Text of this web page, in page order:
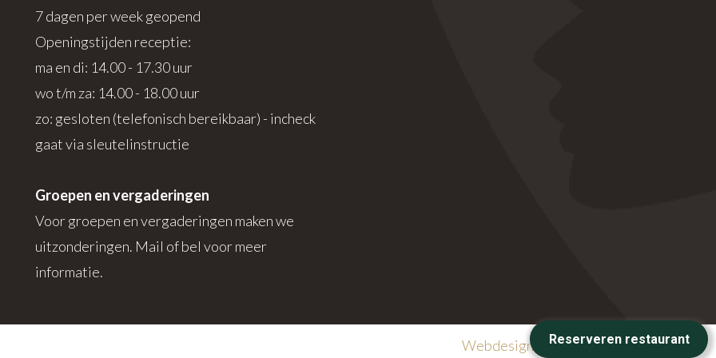
7 dagen per week geopend
Openingstijden receptie:
ma en di: 14.00 - 17.30 uur
wo t/m za: 14.00 - 18.00 uur
zo: gesloten (telefonisch bereikbaar) - incheck
gaat via sleutelinstructie
Groepen en vergaderingen
Voor groepen en vergaderingen maken we
uitzonderingen. Mail of bel voor meer
informatie.
Webdesign: Commtogether